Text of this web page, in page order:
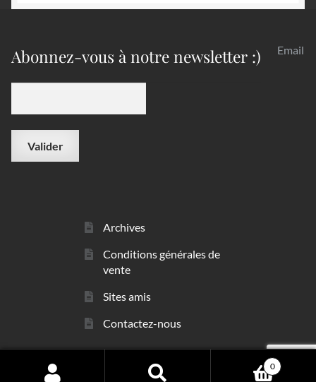
Abonnez-vous à notre newsletter :) Email
Archives
Conditions générales de
vente
Sites amis
Contactez-nous
© sarl Les Minéraux 2006 - 2026 0